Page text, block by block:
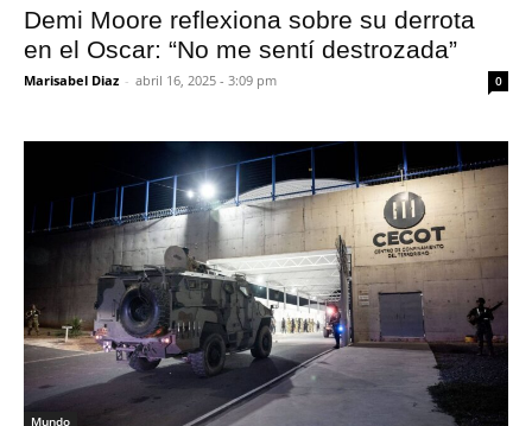
Demi Moore reflexiona sobre su derrota
en el Oscar: “No me sentí destrozada”
Marisabel Diaz - abril 16, 2025 - 3:09 pm 0
Mundo